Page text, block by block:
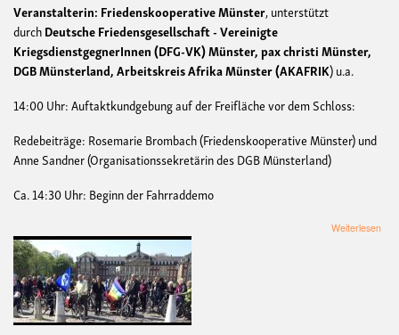
Veranstalterin: Friedenskooperative Münster, unterstützt
durchDeutsche Friedensgesellschaft - Vereinigte
KriegsdienstgegnerInnen (DFG-VK) Münster, pax christi Münster,
DGB Münsterland, Arbeitskreis Afrika Münster (AKAFRIK) u.a.
14:00 Uhr: Auftaktkundgebung auf der Freifläche vor dem Schloss:
Redebeiträge: Rosemarie Brombach (Friedenskooperative Münster) und
Anne Sandner (Organisationssekretärin des DGB Münsterland)
Ca. 14:30 Uhr: Beginn der Fahrraddemo
Weiterlesen